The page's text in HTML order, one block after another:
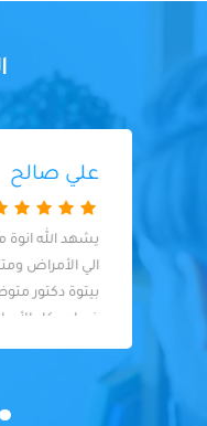
علي صالح
يشهد الله انوة من
الي الأمراض
بيتوة دكتور متوضع
في احد كل الأمراض